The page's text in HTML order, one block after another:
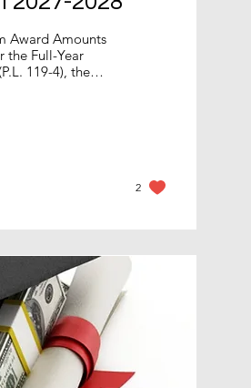
Award Amounts
the Full-Year
119-4), the
2